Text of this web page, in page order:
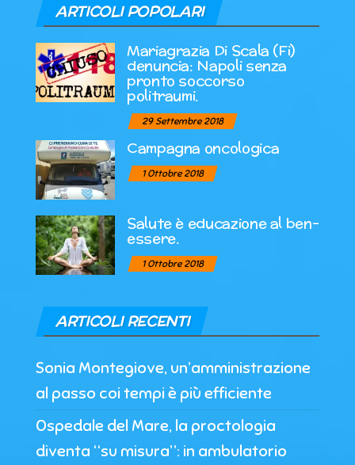
ARTICOLI POPOLARI
Mariagrazia Di Scala (Fi)
denuncia: Napoli senza
pronto soccorso
politraumi.
29 Settembre 2018
Campagna oncologica
1 Ottobre 2018
Salute è educazione al ben-
essere.
1 Ottobre 2018
ARTICOLI RECENTI
Sonia Montegiove, un’amministrazione
al passo coi tempi è più efficiente
Ospedale del Mare, la proctologia
diventa “su misura”: in ambulatorio